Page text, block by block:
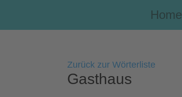
Home
Zurück zur Wörterliste
Gasthaus